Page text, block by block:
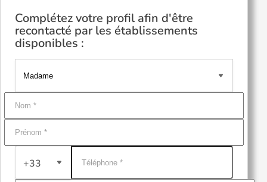
Complétez votre profil afin d'être
recontacté par les établissements
disponibles :
+33